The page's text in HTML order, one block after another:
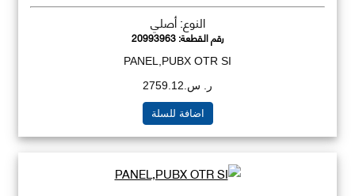
النوع: أصلي
رقم القطعة:20993963
PANEL,PUBX OTR SI
ر. س.2759.12
اضافة للسلة